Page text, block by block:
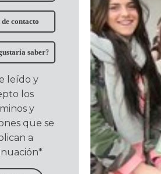
leído y
los
y
que se
a